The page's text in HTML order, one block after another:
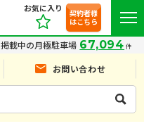
お気に入り
契約者様
はこちら
掲載中の月極駐車場 67,094 件
お問い合わせ